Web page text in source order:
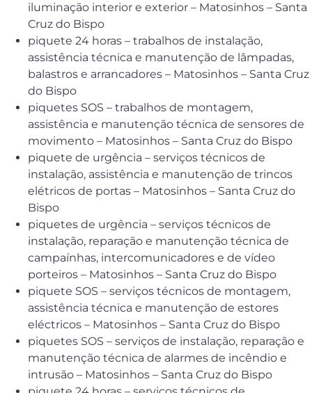
iluminação interior e exterior – Matosinhos – Santa
Cruz do Bispo
piquete 24 horas – trabalhos de instalação,
assistência técnica e manutenção de lâmpadas,
balastros e arrancadores – Matosinhos – Santa Cruz
do Bispo
piquetes SOS – trabalhos de montagem,
assistência e manutenção técnica de sensores de
movimento – Matosinhos – Santa Cruz do Bispo
piquete de urgência – serviços técnicos de
instalação, assistência e manutenção de trincos
elétricos de portas – Matosinhos – Santa Cruz do
Bispo
piquetes de urgência – serviços técnicos de
instalação, reparação e manutenção técnica de
campaínhas, intercomunicadores e de vídeo
porteiros – Matosinhos – Santa Cruz do Bispo
piquete SOS – serviços técnicos de montagem,
assistência técnica e manutenção de estores
eléctricos – Matosinhos – Santa Cruz do Bispo
piquetes SOS – serviços de instalação, reparação e
manutenção técnica de alarmes de incêndio e
intrusão – Matosinhos – Santa Cruz do Bispo